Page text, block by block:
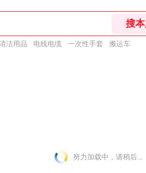
洁用品 电线电缆 一次性手套 搬运车
努力加载中，请稍后...